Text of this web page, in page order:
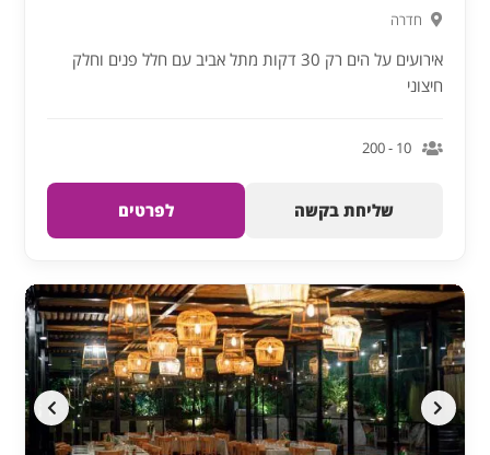
חדרה
אירועים על הים רק 30 דקות מתל אביב עם חלל פנים וחלק
חיצוני
10 - 200
שליחת בקשה לפרטים